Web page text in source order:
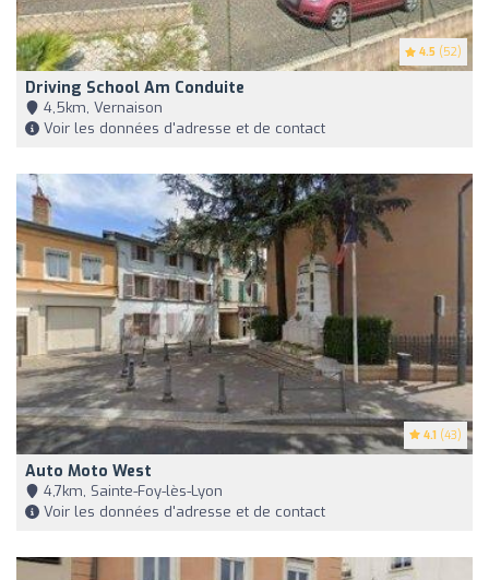
4.5 (52)
Driving School Am Conduite
4,5km, Vernaison
Voir les données d'adresse et de contact
4.1 (43)
Auto Moto West
4,7km, Sainte-Foy-lès-Lyon
Voir les données d'adresse et de contact